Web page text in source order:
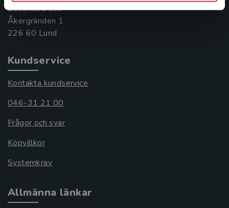
Besöksadress:
Åkergränden 1
Kundservice
Kontakta kundservice
046-31 21 00
Frågor och svar
Köpvillkor
Systemkrav
Allmänna länkar